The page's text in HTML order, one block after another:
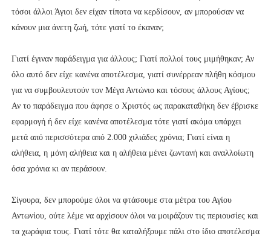
τόσοι άλλοι Άγιοι δεν είχαν τίποτα να κερδίσουν, αν μπορούσαν να
κάνουν μια άνετη ζωή, τότε γιατί το έκαναν;
Γιατί έγιναν παράδειγμα για άλλους; Γιατί πολλοί τους μιμήθηκαν; Αν
όλο αυτό δεν είχε κανένα αποτέλεσμα, γιατί συνέρρεαν πλήθη κόσμου
για να συμβουλευτούν τον Μέγα Αντώνιο και τόσους άλλους Αγίους;
Αν το παράδειγμα που άφησε ο Χριστός ως παρακαταθήκη δεν έβρισκε
εφαρμογή ή δεν είχε κανένα αποτέλεσμα τότε γιατί ακόμα υπάρχει
μετά από περισσότερα από 2.000 χιλιάδες χρόνια; Γιατί είναι η
αλήθεια, η μόνη αλήθεια και η αλήθεια μένει ζωντανή και αναλλοίωτη
όσα χρόνια κι αν περάσουν.
Σίγουρα, δεν μπορούμε όλοι να φτάσουμε στα μέτρα του Αγίου
Αντωνίου, ούτε λέμε να αρχίσουν όλοι να μοιράζουν τις περιουσίες και
τα χωράφια τους. Γιατί τότε θα καταλήξουμε πάλι στο ίδιο αποτέλεσμα